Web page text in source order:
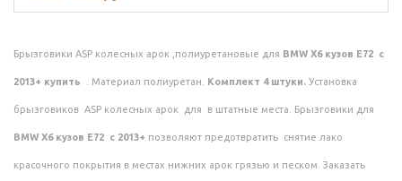
Брызговики ASP колесных арок ,полиуретановые для BMW X6 кузов E72 с
2013+ купить . Материал полиуретан. Комплект 4 штуки. Установка
брызговиков ASP колесных арок для в штатные места. Брызговики для
BMW X6 кузов E72 с 2013+ позволяют предотвратить снятие лако
красочного покрытия в местах нижних арок грязью и песком. Заказать